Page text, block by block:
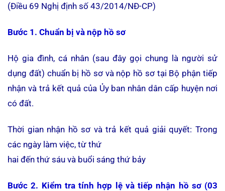
(Điều 69 Nghị định số 43/2014/NĐ-CP)
Bước 1. Chuẩn bị và nộp hồ sơ
Hộ gia đình, cá nhân (sau đây gọi chung là người sử
dụng đất) chuẩn bị hồ sơ và nộp hồ sơ tại Bộ phận tiếp
nhận và trả kết quả của Ủy ban nhân dân cấp huyện nơi
có đất.
Thời gian nhận hồ sơ và trả kết quả giải quyết: Trong
các ngày làm việc, từ thứ
hai đến thứ sáu và buổi sáng thứ bảy
Bước 2. Kiểm tra tính hợp lệ và tiếp nhận hồ sơ (03